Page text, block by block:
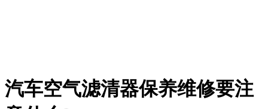
汽车空气滤清器保养维修要注